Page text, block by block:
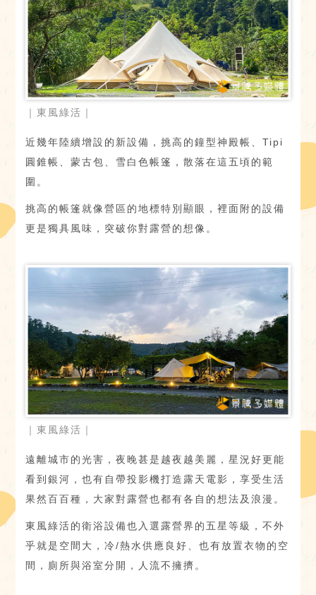
｜東風綠活｜
近幾年陸續增設的新設備，挑高的鐘型神殿帳、Tipi
圓錐帳、蒙古包、雪白色帳篷，散落在這五頃的範
圍。
挑高的帳篷就像營區的地標特別顯眼，裡面附的設備
更是獨具風味，突破你對露營的想像。
｜東風綠活｜
遠離城市的光害，夜晚甚是越夜越美麗，星況好更能
看到銀河，也有自帶投影機打造露天電影，享受生活
果然百百種，大家對露營也都有各自的想法及浪漫。
東風綠活的衛浴設備也入選露營界的五星等級，不外
乎就是空間大，冷/熱水供應良好、也有放置衣物的空
間，廁所與浴室分開，人流不擁擠。